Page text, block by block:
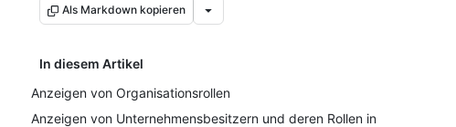
Als Markdown kopieren
In diesem Artikel
Anzeigen von Organisationsrollen
Anzeigen von Unternehmensbesitzern und deren Rollen in